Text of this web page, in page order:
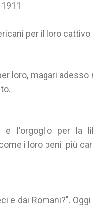
per il loro cattivo
loro, magari adesso
e l'orgoglio per la
i loro beni più
e dai Romani?".